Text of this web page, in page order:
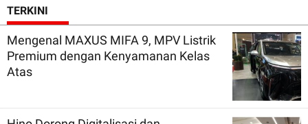
TERKINI
Mengenal MAXUS MIFA 9, MPV Listrik
Premium dengan Kenyamanan Kelas
Atas